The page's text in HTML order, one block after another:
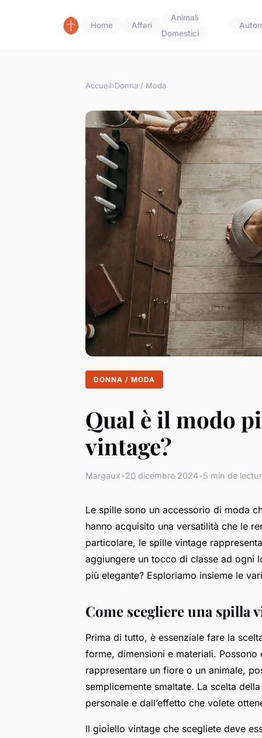
Home Affari
Animali
Domestici
Accueil›Donna / Moda
DONNA / MODA
Qual è il modo
vintage?
Margaux•20 dicembre 2024•5 min de
Le spille sono un accessorio di moda
hanno acquisito una versatilità che le
particolare, le spille vintage
aggiungere un tocco di classe ad ogni
più elegante? Esploriamo insieme le
Come scegliere una spilla
Prima di tutto, è essenziale fare la
forme, dimensioni e materiali.
rappresentare un fiore o un animale,
semplicemente smaltate. La scelta
personale e dall’effetto che volete
Il gioiello vintage che scegliete deve